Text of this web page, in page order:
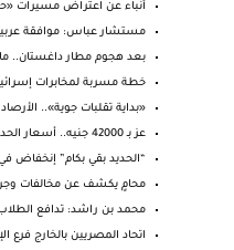
أنباء عن اعتراض مسيرات
مستشار عباس: موافقة
بعد هجوم مطار داغستان..
خطة مسربة لمخابرات
«بداية تقلبات جوية»..
عز بـ 42000 جنيه.. أسعار الحديد والأسمنت اليوم الث...
“الحديد بقي بكام” إنخفاض
محامٍ يكشف عن مخالفات
محمد بن راشد: تدافع الطلاب
اتحاد المصريين بالخارج